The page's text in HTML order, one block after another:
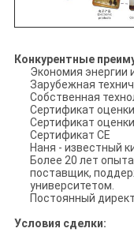
Конкурентные
Экономия энергии
Зарубежная
Собственная
Сертификат
Сертификат
Сертификат CE
Наня - известный
Более 20 лет
поставщик,
университетом.
Постоянный
Условия сделки: